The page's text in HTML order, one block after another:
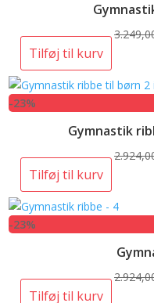
Tilføj til kurv
-23%
Gymnastik
Tilføj til kurv
-23%
Tilføj til kurv